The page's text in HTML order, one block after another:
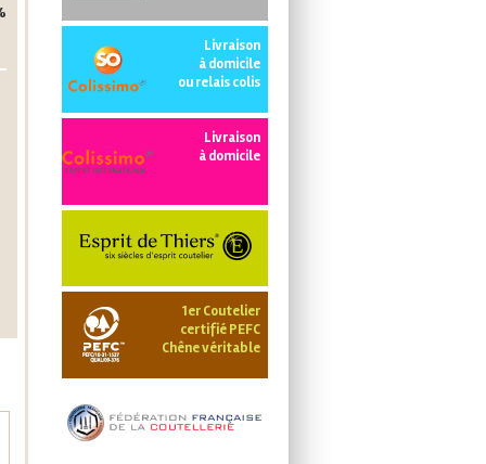
Livraison
à domicile
ou relais colis
Livraison
à domicile
1er Coutelier
certifié PEFC
Chêne véritable